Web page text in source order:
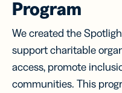
Program
We created the
support charitable
access, promote
communities. This